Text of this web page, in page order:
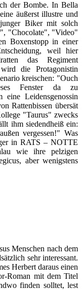
der Bombe. In Bella
äußerst illustre und
Biker mit solch
"Chocolate", "Video"
Boxenstopp in einer
weil hier
das Regiment
die Protagonistin
kreischen: "Ouch
Fenster da zu
eine Leidensgenossin
Rattenbissen übersät
"Taurus" zwecks
ihm siedendheiß ein:
vergessen!" Was
in RATS – NOTTE
wie ihre pelzigen
aber wenigstens
Menschen nach dem
sehr interessant.
Herbert daraus einen
Roman mit dem Titel
finden solltet, lest